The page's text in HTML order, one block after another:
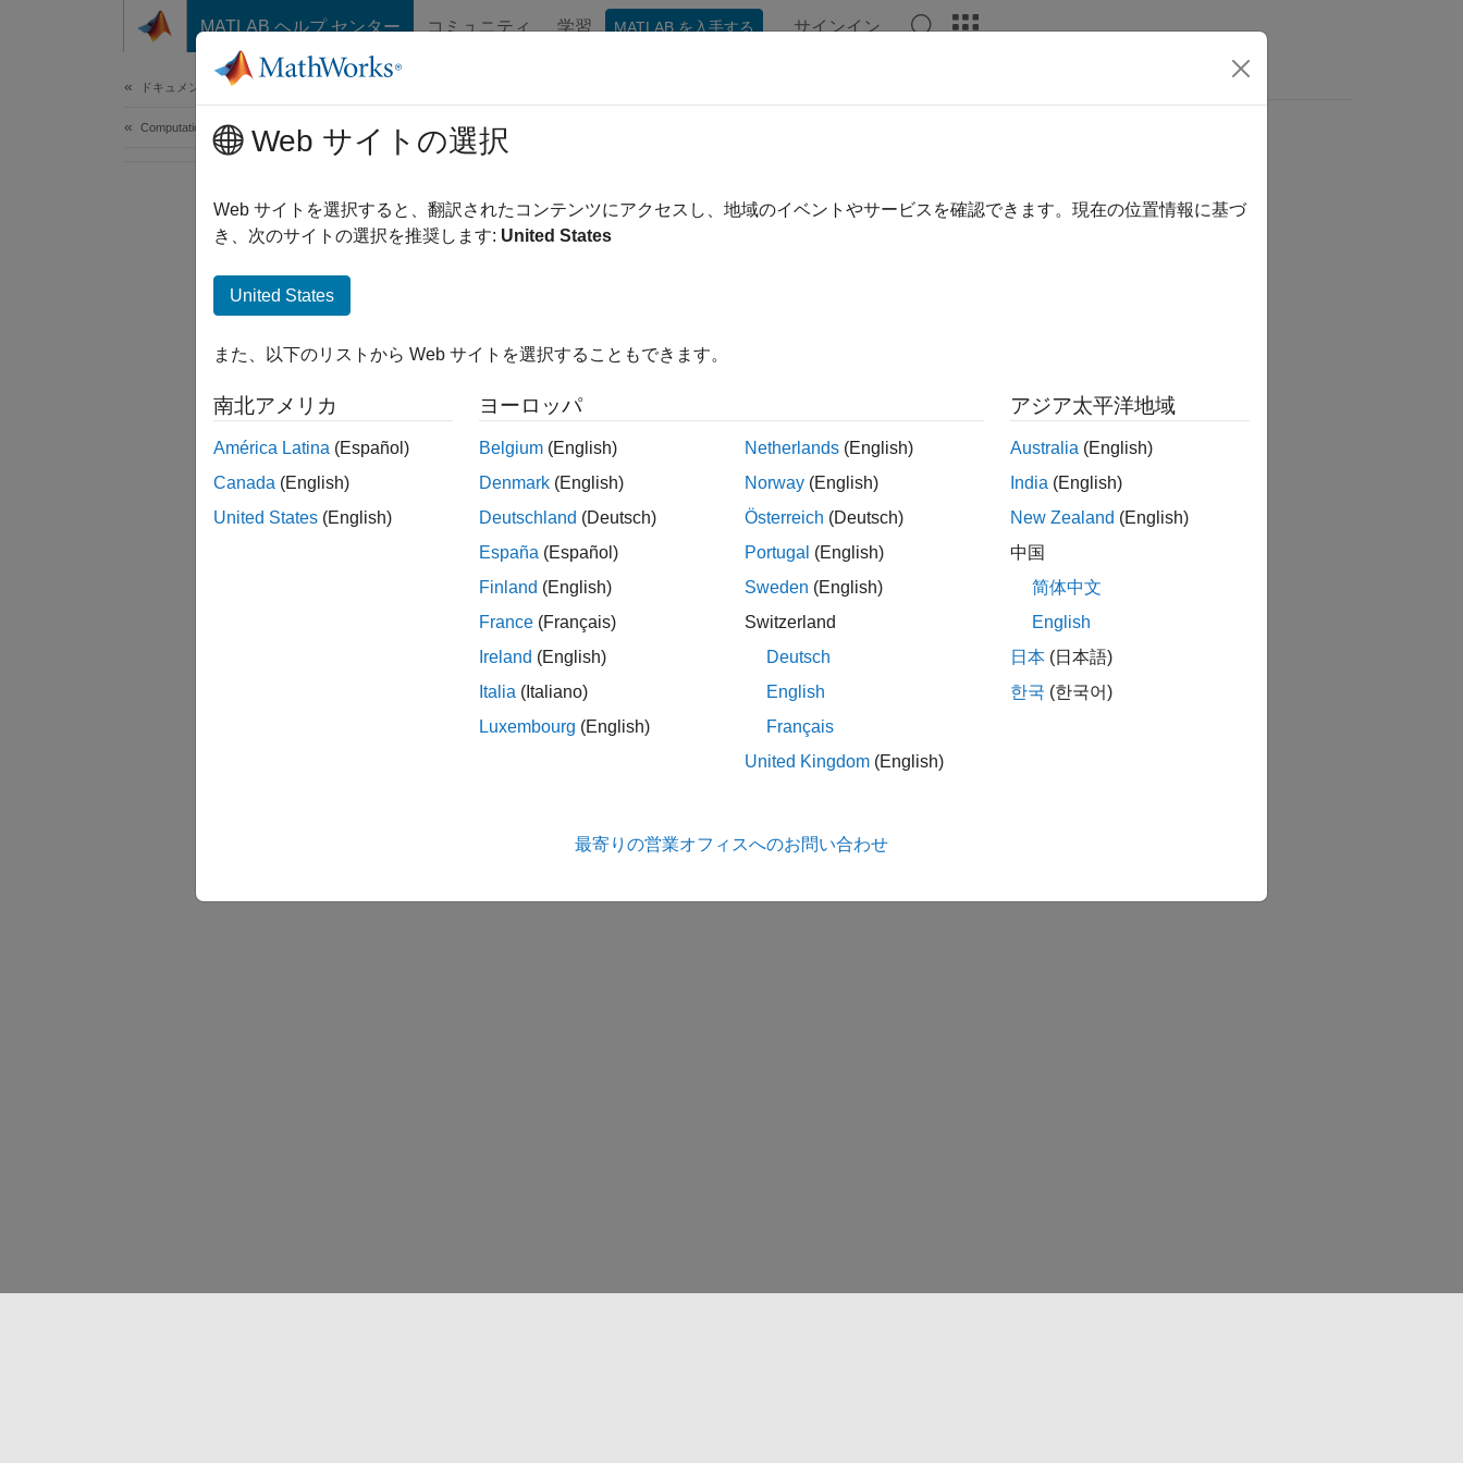
コンテンツへスキップ
MATLAB ヘルプ センター コミュニティ 学習 MATLAB を入手する サインイン
ドキュメンテーションのホーム
Computational Finance
How useful was this information?
Web サイトの選択
Web サイトを選択すると、翻訳されたコンテンツにアクセスし、地域のイベントやサービスを確認できます。現在の位置情報に基づ
き、次のサイトの選択を推奨します: United States
United States
また、以下のリストから Web サイトを選択することもできます。
南北アメリカ
América Latina (Español)
Canada (English)
United States (English)
ヨーロッパ
Belgium (English)
Denmark (English)
Deutschland (Deutsch)
España (Español)
Finland (English)
France (Français)
Ireland (English)
Italia (Italiano)
Luxembourg (English)
Netherlands (English)
Norway (English)
Österreich (Deutsch)
Portugal (English)
Sweden (English)
Switzerland
Deutsch
English
Français
United Kingdom (English)
アジア太平洋地域
Australia (English)
India (English)
New Zealand (English)
中国
简体中文
English
日本 (日本語)
한국 (한국어)
最寄りの営業オフィスへのお問い合わせ